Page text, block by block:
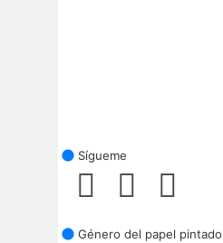
Sígueme
Género del papel pintado